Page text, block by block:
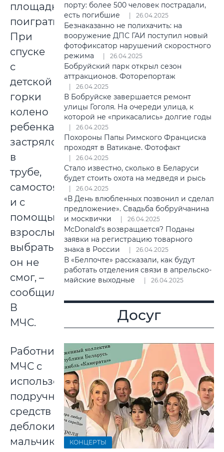
площадку
поиграть.
При
спуске
с
детской
горки
колено
ребенка
застряло
в
трубе,
самостоятельно
и с
помощью
взрослых
выбраться
он не
смог, –
сообщили
В
МЧС.
Работниками
МЧС с
использованием
подручных
средств
деблокировали
мальчика.
порту: более 500 человек пострадали,
есть погибшие
26.04.2025
Безнаказанно не полихачить: на
вооружение ДПС ГАИ поступил новый
фотофиксатор нарушений скоростного
режима
26.04.2025
Бобруйский парк открыл сезон
аттракционов. Фоторепортаж
26.04.2025
В Бобруйске завершается ремонт
улицы Гоголя. На очереди улица, к
которой не «прикасались» долгие годы
26.04.2025
Похороны Папы Римского Франциска
проходят в Ватикане. Фотофакт
26.04.2025
Стало известно, сколько в Беларуси
будет стоить охота на медведя и рысь
26.04.2025
«В День влюбленных позвонил и сделал
предложение». Свадьба бобруйчанина
и москвички
26.04.2025
McDonald’s возвращается? Поданы
заявки на регистрацию товарного
знака в России
26.04.2025
В «Белпочте» рассказали, как будут
работать отделения связи в апрельско-
майские выходные
26.04.2025
Досуг
КОНЦЕРТЫ